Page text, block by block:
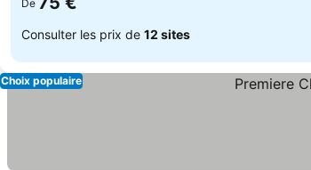
De
Consulter les prix de 12 sites
Choix populaire